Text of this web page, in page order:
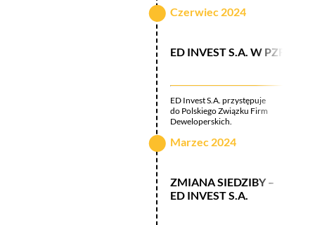
Czerwiec 2024
ED INVEST S.A. W PZFD
ED Invest S.A. przystępuje
do Polskiego Związku Firm
Deweloperskich.
Marzec 2024
ZMIANA SIEDZIBY –
ED INVEST S.A.